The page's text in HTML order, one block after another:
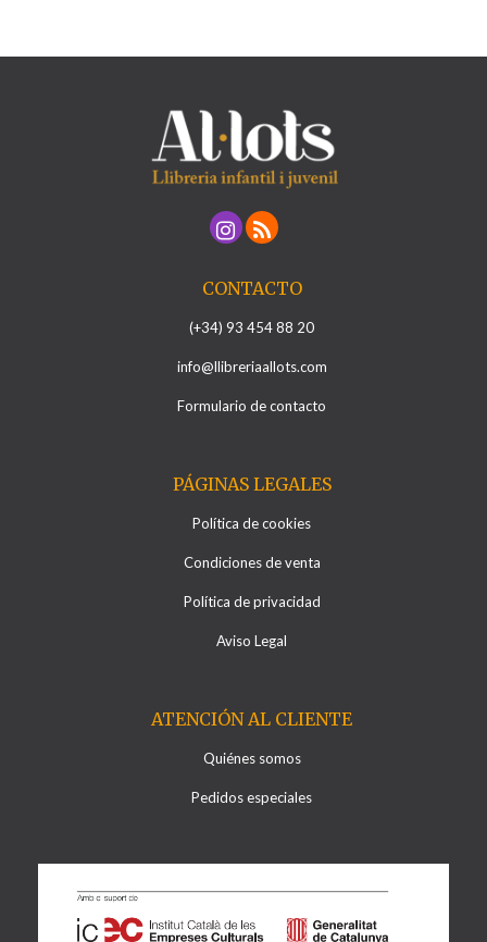
CONTACTO
(+34) 93 454 88 20
info@llibreriaallots.com
Formulario de contacto
PÁGINAS LEGALES
Política de cookies
Condiciones de venta
Política de privacidad
Aviso Legal
ATENCIÓN AL CLIENTE
Quiénes somos
Pedidos especiales